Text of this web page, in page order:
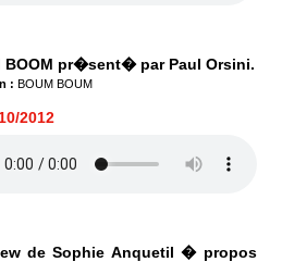
BOOM pr�sent� par Paul Orsini.
: BOUM BOUM
2012
de Sophie Anquetil � propos